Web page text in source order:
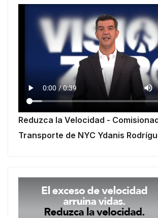
Reduzca la Velocidad -
Transporte de NYC Ydanis